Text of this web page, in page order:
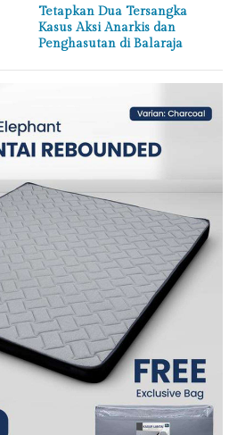
Tetapkan Dua Tersangka
Kasus Aksi Anarkis dan
Penghasutan di Balaraja